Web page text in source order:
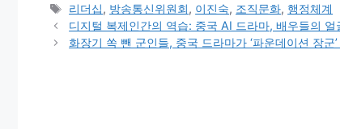
Tags
리더십, 방송통신위원회, 이진숙, 조직문화, 행정체계
디지털 복제인간의 역습: 중국 AI 드라마, 배우들의
화장기 쏙 뺀 군인들, 중국 드라마가 ‘파운데이션 장군